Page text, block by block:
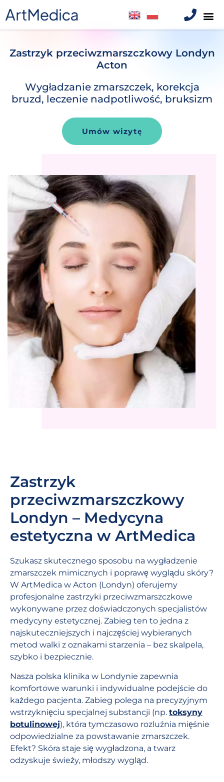
Zastrzyk przeciwzmarszczkowy Londyn
Acton
Wygładzanie zmarszczek, korekcja
bruzd, leczenie nadpotliwość, bruksizm
Umów wizytę
Zastrzyk
przeciwzmarszczkowy
Londyn – Medycyna
estetyczna w ArtMedica
Szukasz skutecznego sposobu na wygładzenie
zmarszczek mimicznych i poprawę wyglądu skóry?
W ArtMedica w Acton (Londyn) oferujemy
profesjonalne zastrzyki przeciwzmarszczkowe
wykonywane przez doświadczonych specjalistów
medycyny estetycznej. Zabieg ten to jedna z
najskuteczniejszych i najczęściej wybieranych
metod walki z oznakami starzenia – bez skalpela,
szybko i bezpiecznie.
Nasza polska klinika w Londynie zapewnia
komfortowe warunki i indywidualne podejście do
każdego pacjenta. Zabieg polega na precyzyjnym
wstrzyknięciu specjalnej substancji (np. toksyny
botulinowej), która tymczasowo rozluźnia mięśnie
odpowiedzialne za powstawanie zmarszczek.
Efekt? Skóra staje się wygładzona, a twarz
odzyskuje świeży, młodszy wygląd.